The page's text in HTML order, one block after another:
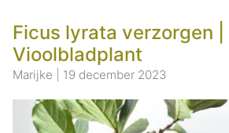
Ficus lyrata verzorgen |
Vioolbladplant
Marijke 19 december 2023